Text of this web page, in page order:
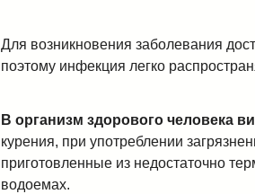
Для возникновения заболевания
поэтому инфекция легко
В организм здорового человека
курения, при употреблении
приготовленные из недостаточно
водоемах.